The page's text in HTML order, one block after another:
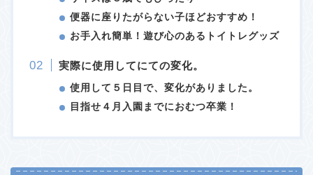
便器に座りたがらない子ほどおすすめ！
お手入れ簡単！遊び心のあるトイトレグッズ
実際に使用してにての変化。
使用して５日目で、変化がありました。
目指せ４月入園までにおむつ卒業！